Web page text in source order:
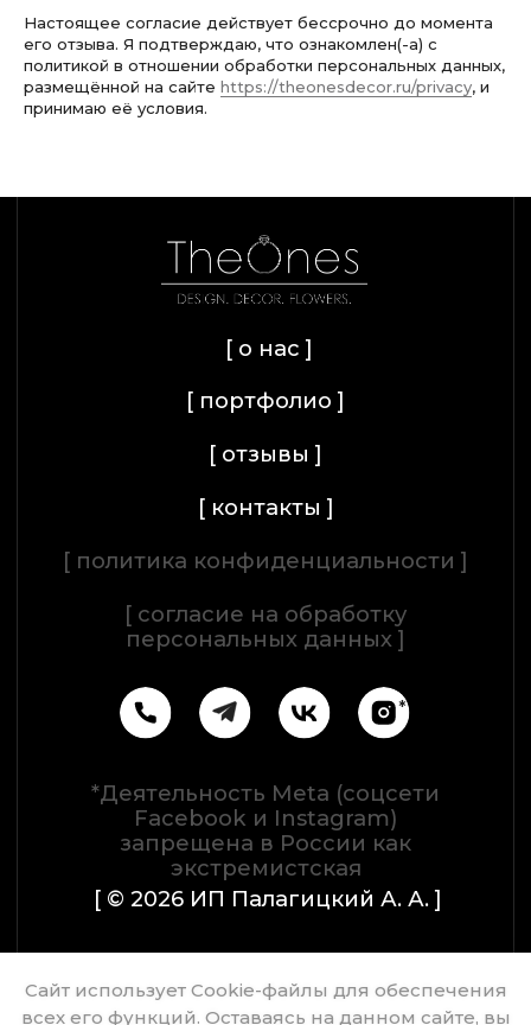
Настоящее согласие действует бессрочно до момента
его отзыва. Я подтверждаю, что ознакомлен(-а) с
политикой в отношении обработки персональных данных,
размещённой на сайте https://theonesdecor.ru/privacy, и
принимаю её условия.
[ © 2026 ИП Палагицкий А. А. ]
Сайт использует Cookie-файлы для обеспечения
всех его функций. Оставаясь на данном сайте, вы